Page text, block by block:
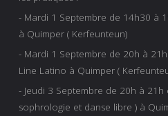
- Mardi 1 Septembre de 14h30 à
à Quimper ( Kerfeunteun)
- Mardi 1 Septembre de 20h à
Line Latino à Quimper (
- Jeudi 3 Septembre de 20h à
sophrologie et danse libre ) à